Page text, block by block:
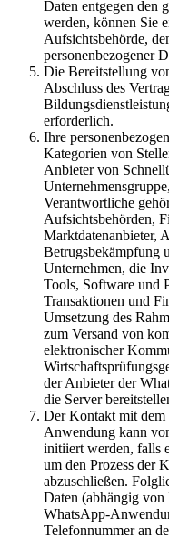
Daten entgegen den
werden, können Sie
Aufsichtsbehörde,
personenbezogener
Die Bereitstellung
Abschluss des
erforderlich.
Ihre
Kategorien von
Anbieter von
Verantwortliche
Aufsichtsbehörden,
Marktdatenanbieter,
Betrugsbekämpfung
Unternehmen, die
Tools, Software und
Transaktionen und
Umsetzung des
zum Versand von
elektronischer
der Anbieter der
die Server
Der Kontakt mit
Anwendung kann
initiiert werden, falls
um den Prozess der
abzuschließen.
Daten (abhängig von
WhatsApp-
Telefonnummer an